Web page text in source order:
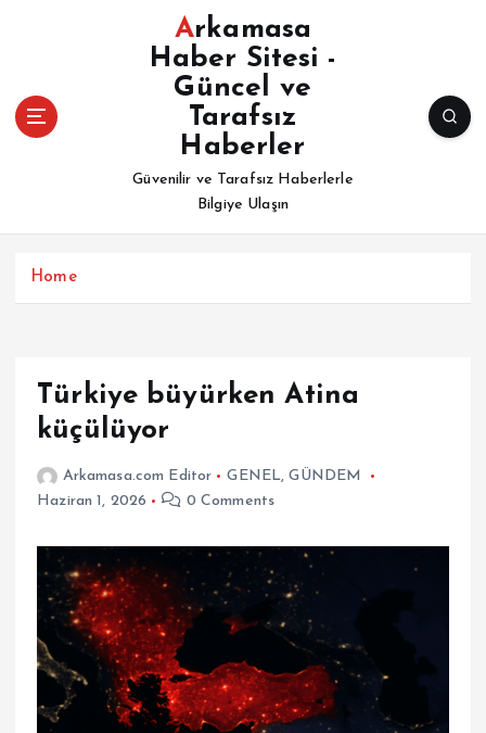
l
Arkamasa
Haber Sitesi -
Güncel ve
Tarafsız
Haberler
Güvenilir ve Tarafsız Haberlerle
Bilgiye Ulaşın
Home
Türkiye büyürken Atina
küçülüyor
Arkamasa.com Editor GENEL,GÜNDEM
Haziran 1, 2026
0 Comments